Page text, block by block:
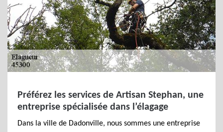
Préférez les services de Artisan Stephan, une
entreprise spécialisée dans l’élagage
Dans la ville de Dadonville, nous sommes une entreprise